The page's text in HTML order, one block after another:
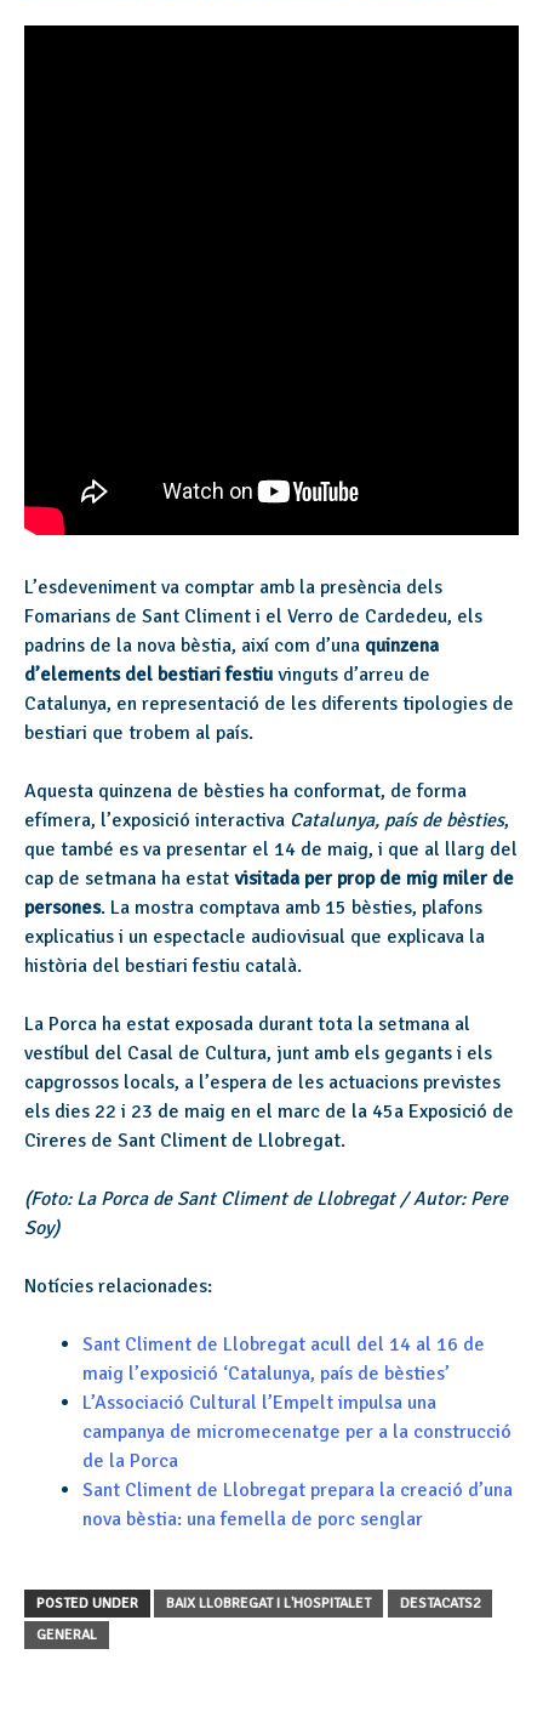
L’esdeveniment va comptar amb la presència dels
Fomarians de Sant Climent i el Verro de Cardedeu, els
padrins de la nova bèstia, així com d’una quinzena
d’elements del bestiari festiu vinguts d’arreu de
Catalunya, en representació de les diferents tipologies de
bestiari que trobem al país.
Aquesta quinzena de bèsties ha conformat, de forma
efímera, l’exposició interactiva Catalunya, país de bèsties,
que també es va presentar el 14 de maig, i que al llarg del
cap de setmana ha estat visitada per prop de mig miler de
persones. La mostra comptava amb 15 bèsties, plafons
explicatius i un espectacle audiovisual que explicava la
història del bestiari festiu català.
La Porca ha estat exposada durant tota la setmana al
vestíbul del Casal de Cultura, junt amb els gegants i els
capgrossos locals, a l’espera de les actuacions previstes
els dies 22 i 23 de maig en el marc de la 45a Exposició de
Cireres de Sant Climent de Llobregat.
(Foto: La Porca de Sant Climent de Llobregat / Autor: Pere
Soy)
Notícies relacionades:
Sant Climent de Llobregat acull del 14 al 16 de
maig l’exposició ‘Catalunya, país de bèsties’
L’Associació Cultural l’Empelt impulsa una
campanya de micromecenatge per a la construcció
de la Porca
Sant Climent de Llobregat prepara la creació d’una
nova bèstia: una femella de porc senglar
POSTED UNDER BAIX LLOBREGAT I L'HOSPITALET
DESTACATS2
GENERAL